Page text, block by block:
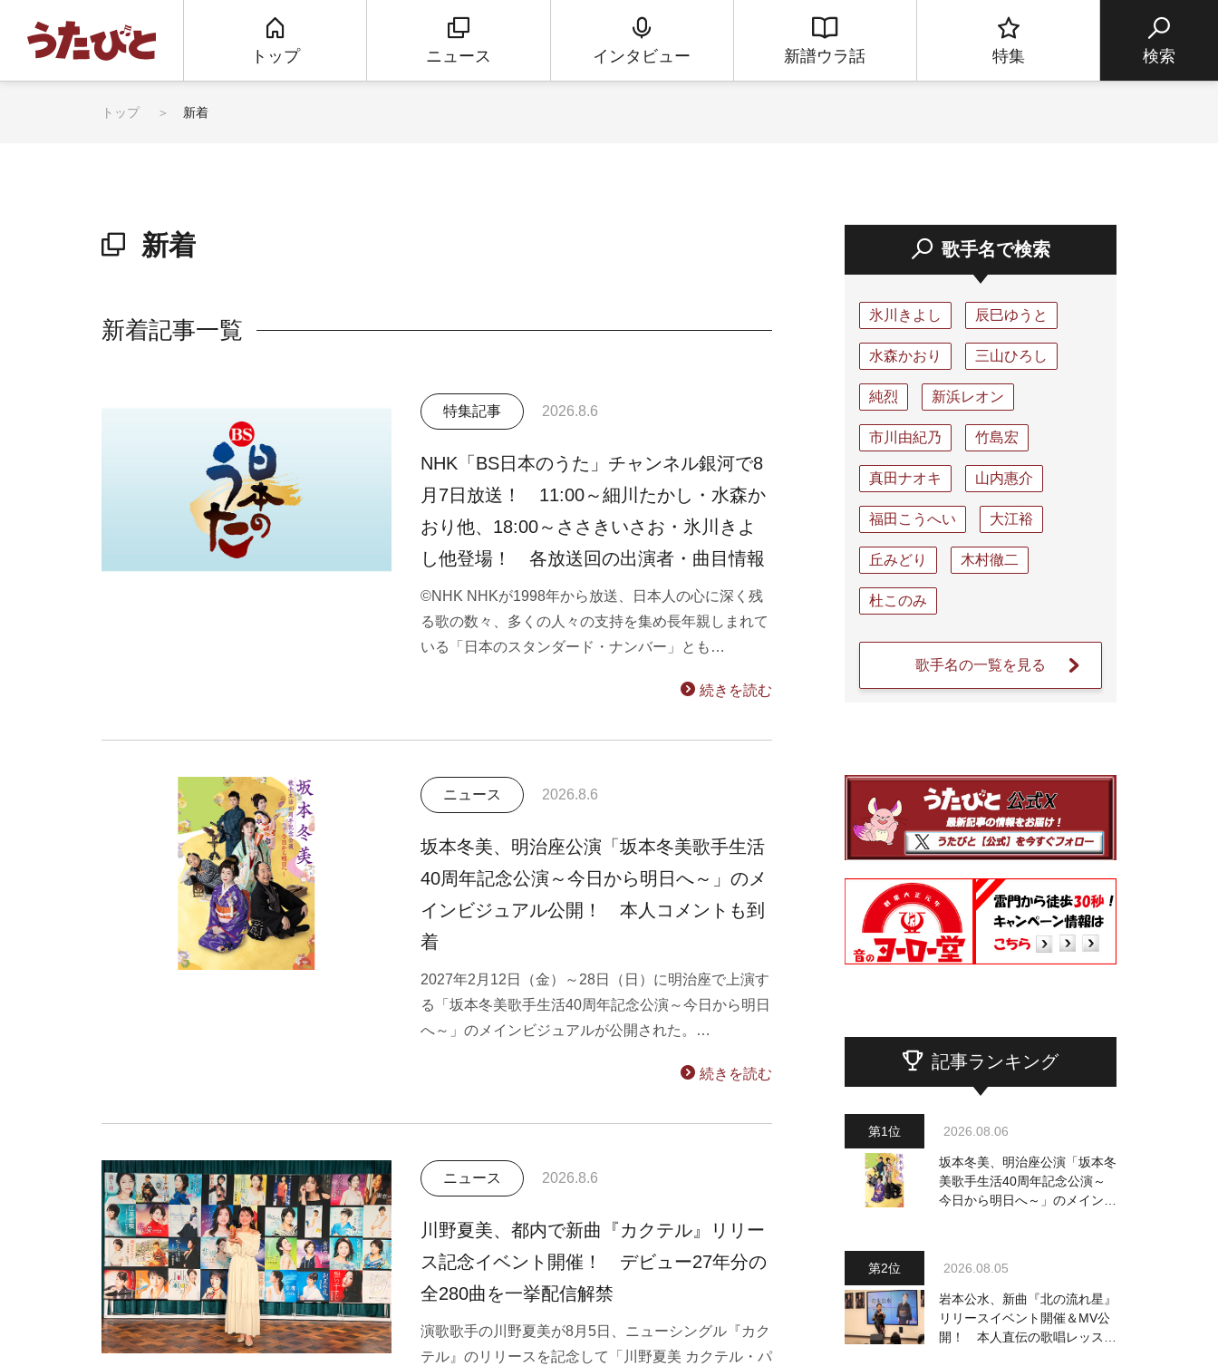
トップ ニュース インタビュー 新譜ウラ話 特集 検索
トップ 新着
新着
新着記事一覧
特集記事 2026.8.6
NHK「BS日本のうた」チャンネル銀河で8
月7日放送！ 11:00～細川たかし・水森か
おり他、18:00～ささきいさお・氷川きよ
し他登場！ 各放送回の出演者・曲目情報
©NHK NHKが1998年から放送、日本人の心に深く残
る歌の数々、多くの人々の支持を集め長年親しまれて
いる「日本のスタンダード・ナンバー」とも…
続きを読む
ニュース 2026.8.6
坂本冬美、明治座公演「坂本冬美歌手生活
40周年記念公演～今日から明日へ～」のメ
インビジュアル公開！ 本人コメントも到
着
2027年2月12日（金）～28日（日）に明治座で上演す
る「坂本冬美歌手生活40周年記念公演～今日から明日
へ～」のメインビジュアルが公開された。…
続きを読む
ニュース 2026.8.6
川野夏美、都内で新曲『カクテル』リリー
ス記念イベント開催！ デビュー27年分の
全280曲を一挙配信解禁
演歌歌手の川野夏美が8月5日、ニューシングル『カク
テル』のリリースを記念して「川野夏美 カクテル・パ
歌手名で検索
氷川きよし 辰巳ゆうと
水森かおり 三山ひろし
純烈 新浜レオン
市川由紀乃 竹島宏
真田ナオキ 山内惠介
福田こうへい 大江裕
丘みどり 木村徹二
杜このみ
歌手名の一覧を見る
記事ランキング
2026.08.06
坂本冬美、明治座公演「坂本冬
美歌手生活40周年記念公演～
今日から明日へ～」のメインビ
2026.08.05
岩本公水、新曲『北の流れ星』
リリースイベント開催＆MV公
開！ 本人直伝の歌唱レッスン